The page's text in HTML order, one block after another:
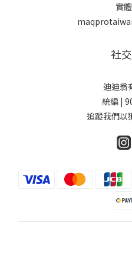
實
社
迪迪翁
統編 |
追蹤我們以